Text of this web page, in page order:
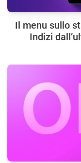
Il menu sullo
Indizi